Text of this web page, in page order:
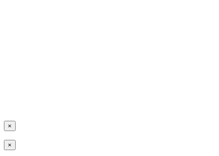
×
×